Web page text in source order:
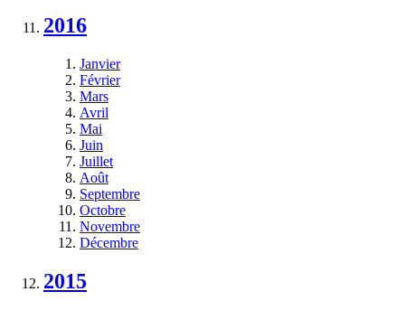
2016
Janvier
Février
Mars
Avril
Mai
Juin
Juillet
Août
Septembre
Octobre
Novembre
Décembre
2015